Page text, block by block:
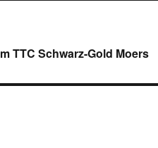
TTC Schwarz-Gold Moers